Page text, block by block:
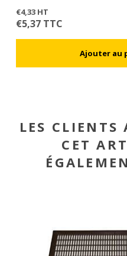
€4,33 HT
€5,37 TTC
LES CLIENTS
CET